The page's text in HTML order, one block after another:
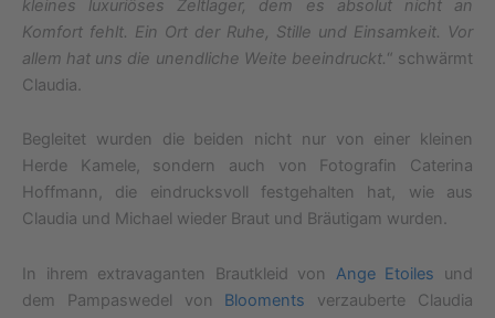
kleines luxuriöses Zeltlager, dem es absolut nicht an
Komfort fehlt. Ein Ort der Ruhe, Stille und Einsamkeit. Vor
allem hat uns die unendliche Weite beeindruckt.“ schwärmt
Claudia.
Begleitet wurden die beiden nicht nur von einer kleinen
Herde Kamele, sondern auch von Fotografin Caterina
Hoffmann, die eindrucksvoll festgehalten hat, wie aus
Claudia und Michael wieder Braut und Bräutigam wurden.
In ihrem extravaganten Brautkleid von Ange Etoiles und
dem Pampaswedel von Blooments verzauberte Claudia